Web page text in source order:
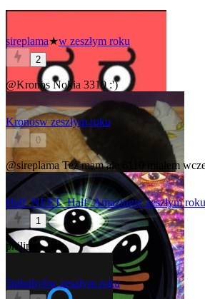
sireplama★w zeszłym roku
2
@KronosNokia 3310 :')
Kronosw zeszłym roku
0
@sireplama Też mam ale 6110 miałem
Half_NEET_Half_Amazingw zeszłym roku
1
philips
5tgbnhy6w zeszłym roku